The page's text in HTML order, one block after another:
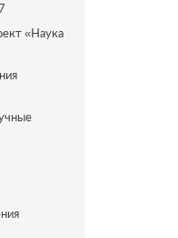
«Наука